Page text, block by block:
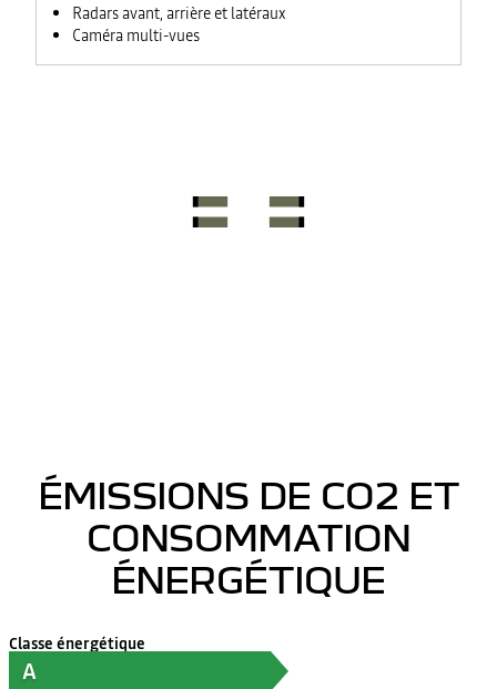
Radars avant, arrière et latéraux
Caméra multi-vues
ÉMISSIONS DE CO2 ET
CONSOMMATION
ÉNERGÉTIQUE
Classe énergétique
A